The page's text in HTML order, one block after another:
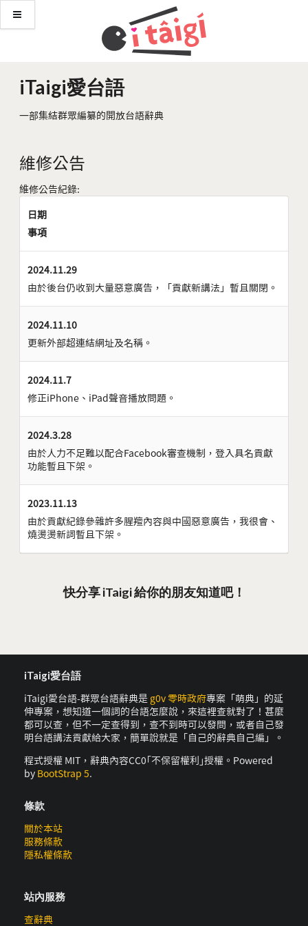
iTaigi愛台語
一部集結群眾編纂的開放台語辭典
維修公告
維修公告紀錄:
日期
事項
2024.11.29
由於後台仍收到大量惡意廣告，「貢獻新講法」暫且關閉。
2024.11.10
更新外部超連結網址及名稱。
2024.11.7
修正iPhone、iPad聲音播放問題。
2024.3.28
由於人力不足難以配合Facebook審查機制，登入具名貢獻
功能暫且下架。
2023.11.13
由於貢獻紀錄參雜許多腥羶內容與中國惡意廣告，我很會、
燒燙燙新詞暫且下架。
快分享 iTaigi 給你的朋友知道吧！
iTaigi愛台語
iTaigi愛台語-群眾台語辭典是 g0v 零時政府專案「萌典」的延
伸專案，想知道一個詞的台語怎麼說，來這裡查就對了！甚麼
都可以查，但不一定查得到，查不到時可以發問，或者自己發
明台語講法貢獻給大家，簡單說就是「自己的辭典自己編」。
程式授權 MIT，辭典內容CC0｢不保留權利｣授權。Powered
by BootStrap 5.
條款
關於本站
服務條款
隱私權條款
站內服務
查辭典